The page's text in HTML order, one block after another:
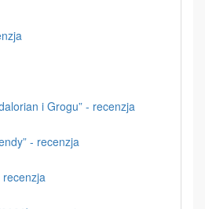
i Grogu” - recenzja
- recenzja
recenzja